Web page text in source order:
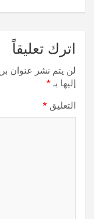
اترك تعليقاً
لن يتم نشر عنوان
إليها بـ*
التعليق *